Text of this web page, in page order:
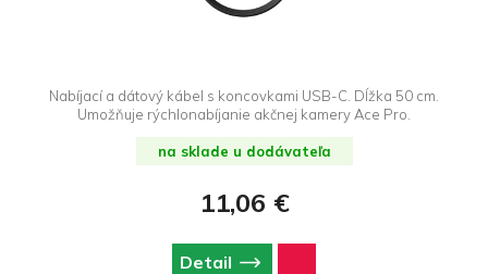
Nabíjací a dátový kábel s koncovkami USB-C. Dĺžka 50 cm.
Umožňuje rýchlonabíjanie akčnej kamery Ace Pro.
na sklade u dodávateľa
11,06 €
Detail